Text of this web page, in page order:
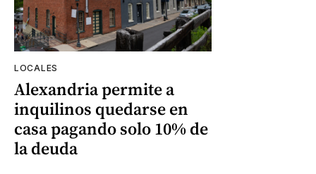
LOCALES
Alexandria permite a
inquilinos quedarse en
casa pagando solo 10% de
la deuda